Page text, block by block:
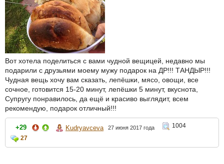
Вот хотела поделиться с вами чудной вещицей, недавно мы
подарили с друзьями моему мужу подарок на ДР!!! ТАНДЫР!!!
Чудная вещь хочу вам сказать, лепёшки, мясо, овощи, все
сочное, готовится 15-20 минут, лепёшки 5 минут, вкуснота,
Супругу понравилось, да ещё и красиво выглядит, всем
рекомендую, подарок отличный!!!
+29 Kudryavceva 27 июня 2017 года
1004
27